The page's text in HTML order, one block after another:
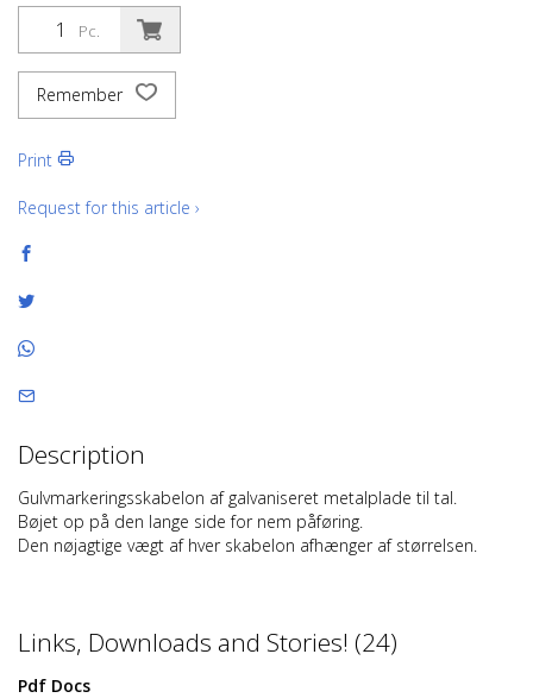
Pc.
Remember
Print
Request for this article ›
Description
Gulvmarkeringsskabelon af galvaniseret metalplade til tal.
Bøjet op på den lange side for nem påføring.
Den nøjagtige vægt af hver skabelon afhænger af størrelsen.
Links, Downloads and Stories! (24)
Pdf Docs